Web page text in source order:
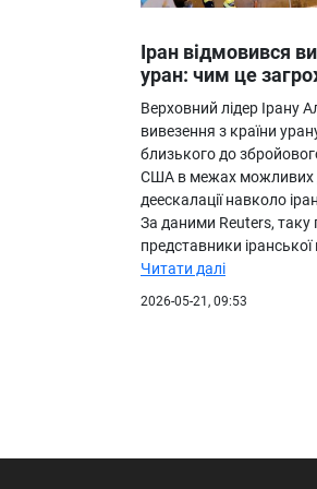
Іран відмовився
уран: чим це
Верховний лідер Ірану
вивезення з країни
близького до
США в межах можливих
деескалації навколо
За даними Reuters, таку
представники іранської
Читати далі
2026-05-21, 09:53